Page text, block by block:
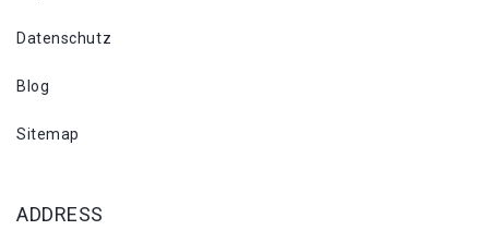
Datenschutz
Blog
Sitemap
ADDRESS